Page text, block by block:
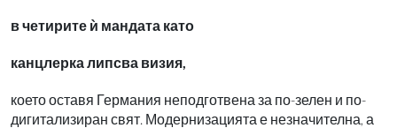
в четирите ѝ мандата като
канцлерка липсва визия,
което оставя Германия неподготвена за по-зелен и по-
дигитализиран свят. Модернизацията е незначителна, а